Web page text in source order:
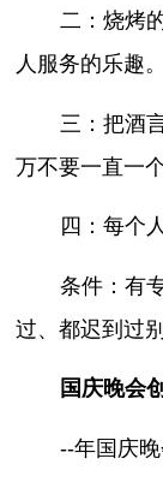
二：烧烤
人服务的乐趣
三：把酒
万不要一直一
四：每个
条件：有
过、都迟到过
国庆晚会
--年国庆